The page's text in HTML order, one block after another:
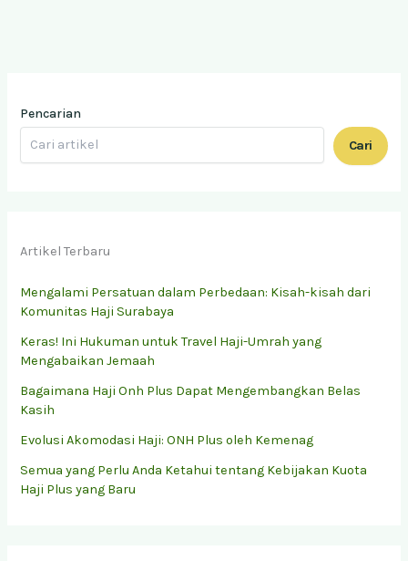
Pencarian
Cari
Artikel Terbaru
Mengalami Persatuan dalam Perbedaan: Kisah-kisah dari
Komunitas Haji Surabaya
Keras! Ini Hukuman untuk Travel Haji-Umrah yang
Mengabaikan Jemaah
Bagaimana Haji Onh Plus Dapat Mengembangkan Belas
Kasih
Evolusi Akomodasi Haji: ONH Plus oleh Kemenag
Semua yang Perlu Anda Ketahui tentang Kebijakan Kuota
Haji Plus yang Baru